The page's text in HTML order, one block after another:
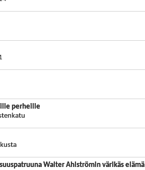
perheille
Walter Ahlströmin värikäs elämä